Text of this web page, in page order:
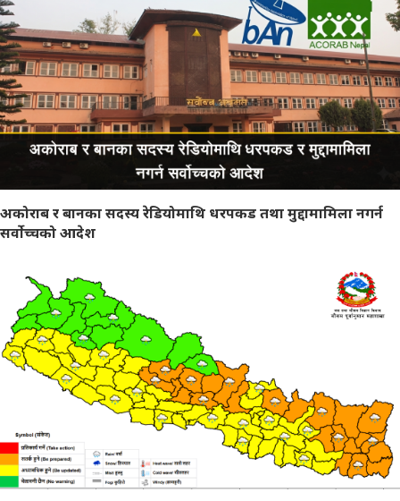
अकोराब र बानका सदस्य रेडियोमाथि धरपकड तथा मुद्दामामिला नगर्न
सर्वोच्चको आदेश